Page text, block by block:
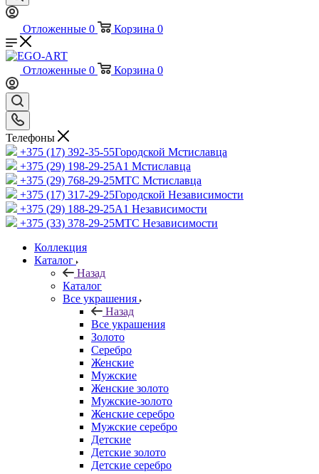
Отложенные 0 Корзина 0
Отложенные 0 Корзина 0
Телефоны
+375 (17) 392-35-55Городской Мстиславца
+375 (29) 198-29-25A1 Мстиславца
+375 (29) 768-29-25МТС Мстиславца
+375 (17) 317-29-25Городской Независимости
+375 (29) 188-29-25A1 Независимости
+375 (33) 378-29-25МТС Независимости
Коллекция
Каталог
Назад
Каталог
Все украшения
Назад
Все украшения
Золото
Серебро
Женские
Мужские
Женские золото
Мужские-золото
Женские серебро
Мужские серебро
Детские
Детские золото
Детские серебро